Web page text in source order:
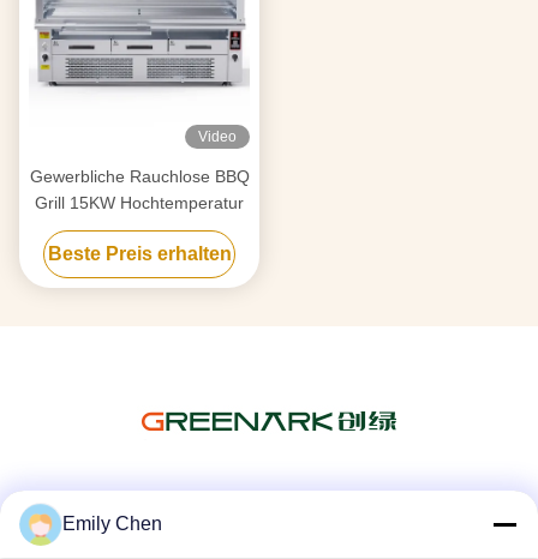
Video
Gewerbliche Rauchlose BBQ
Grill 15KW Hochtemperatur
Beste Preis erhalten
Emily Chen